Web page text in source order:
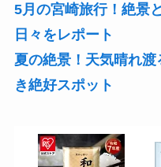
5月の宮崎旅行！絶景
日々をレポート
夏の絶景！天気晴れ
き絶好スポット